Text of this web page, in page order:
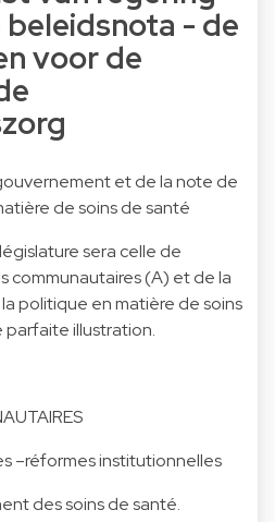
beleidsnota - de
voor de
et de la note de
de soins de santé
sera celle de
communautaires (A) et de la
politique en matière de soins
parfaite illustration.
–réformes institutionnelles
des soins de santé.